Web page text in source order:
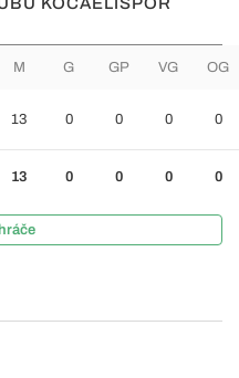
M G GP VG OG
13 0 0 0 0
13 0 0 0 0